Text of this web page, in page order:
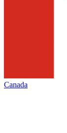
Canada